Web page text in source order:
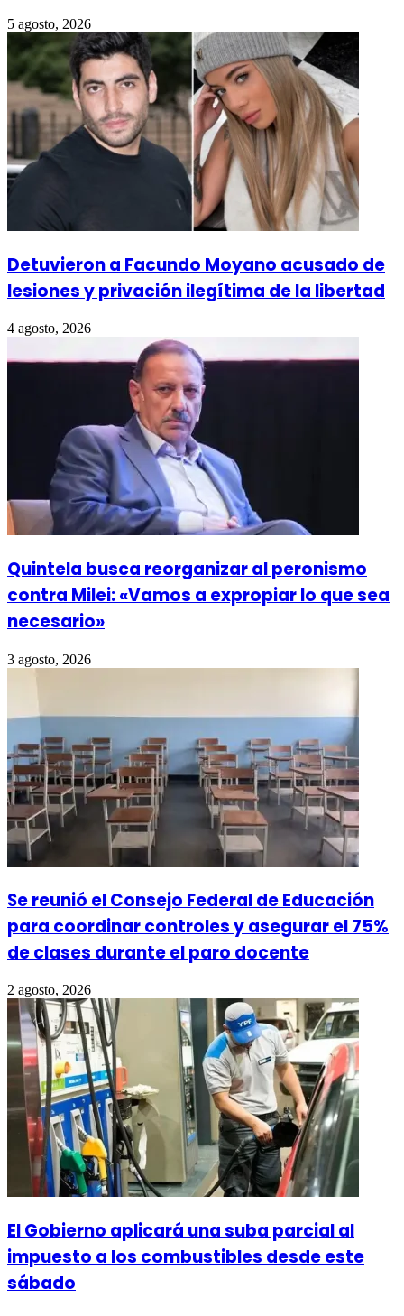
5 agosto, 2026
Detuvieron a Facundo Moyano acusado de
lesiones y privación ilegítima de la libertad
4 agosto, 2026
Quintela busca reorganizar al peronismo
contra Milei: «Vamos a expropiar lo que sea
necesario»
3 agosto, 2026
Se reunió el Consejo Federal de Educación
para coordinar controles y asegurar el 75%
de clases durante el paro docente
2 agosto, 2026
El Gobierno aplicará una suba parcial al
impuesto a los combustibles desde este
sábado